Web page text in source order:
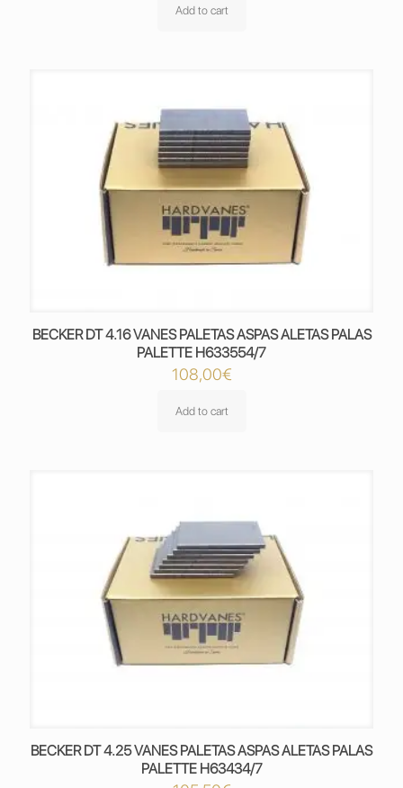
Add to cart
BECKER DT 4.16 VANES PALETAS ASPAS ALETAS PALAS
PALETTE H633554/7
108,00€
Add to cart
BECKER DT 4.25 VANES PALETAS ASPAS ALETAS PALAS
PALETTE H63434/7